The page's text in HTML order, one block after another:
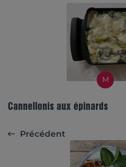
M
Cannellonis aux épinards
Précédent